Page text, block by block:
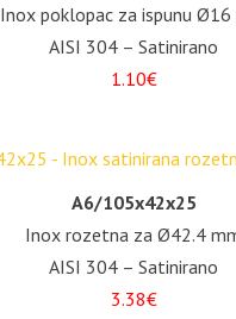
Inox poklopac za ispunu Ø16
AISI 304 – Satinirano
1.10€
A6/105x42x25
Inox rozetna za Ø42.4
AISI 304 – Satinirano
3.38€